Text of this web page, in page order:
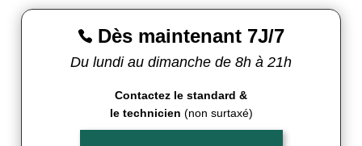
 Dès maintenant 7J/7
Du lundi au dimanche de 8h à 21h
Contactez le standard &
le technicien (non surtaxé)